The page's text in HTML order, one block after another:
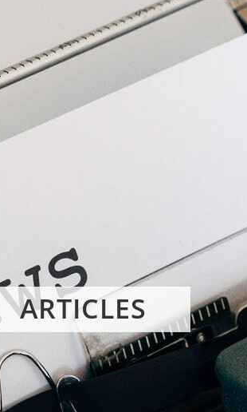
ARTICLES